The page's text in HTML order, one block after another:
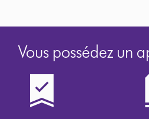
Vous possédez un